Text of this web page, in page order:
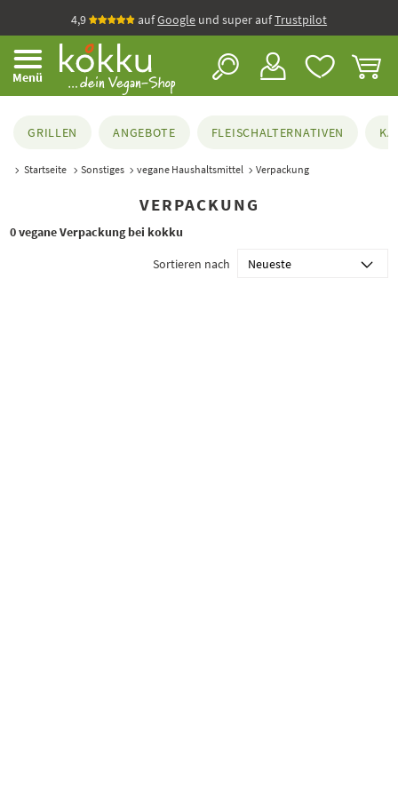
4,9 aufGoogle und super aufTrustpilot
Menü
GRILLEN ANGEBOTE FLEISCHALTERNATIVEN
Startseite Sonstiges vegane Haushaltsmittel Verpackung
VERPACKUNG
0 vegane Verpackung bei kokku
Sortieren nach